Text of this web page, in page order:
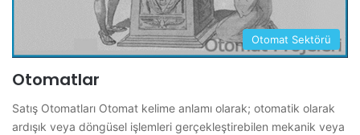
Otomat Sektörü
Otomatlar
Satış Otomatları Otomat kelime anlamı olarak; otomatik olarak
ardışık veya döngüsel işlemleri gerçekleştirebilen mekanik veya